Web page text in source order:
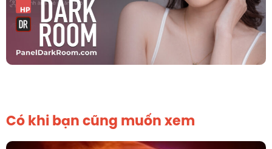
Có khi bạn cũng muốn xem